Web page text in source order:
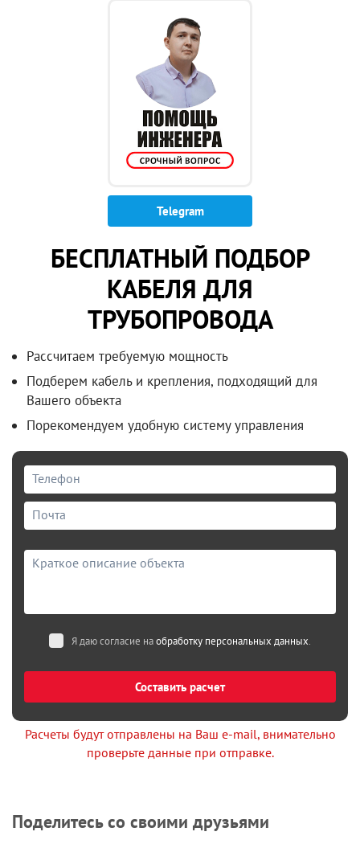
Telegram
БЕСПЛАТНЫЙ ПОДБОР
КАБЕЛЯ ДЛЯ
ТРУБОПРОВОДА
Рассчитаем требуемую мощность
Подберем кабель и крепления, подходящий для
Вашего объекта
Порекомендуем удобную систему управления
Составить расчет
Я даю согласие наобработку персональных данных.
Расчеты будут отправлены на Ваш e-mail, внимательно
проверьте данные при отправке.
Поделитесь со своими друзьями